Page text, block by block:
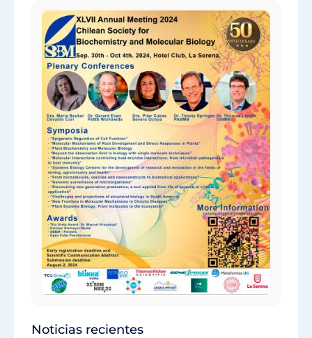
Noticias recientes